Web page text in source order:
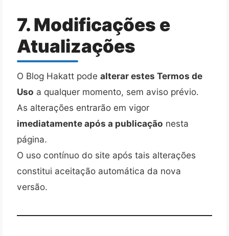
7. Modificações e
Atualizações
O Blog Hakatt pode alterar estes Termos de
Uso a qualquer momento, sem aviso prévio.
As alterações entrarão em vigor
imediatamente após a publicação nesta
página.
O uso contínuo do site após tais alterações
constitui aceitação automática da nova
versão.